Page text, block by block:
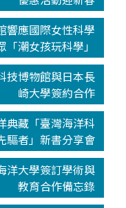
響應國際女性科學
「潮女孩玩科學」
技博物館與日本長
崎大學簽約合作
典藏「臺灣海洋科
驅者」新書分享會
洋大學簽訂學術與
教育合作備忘錄